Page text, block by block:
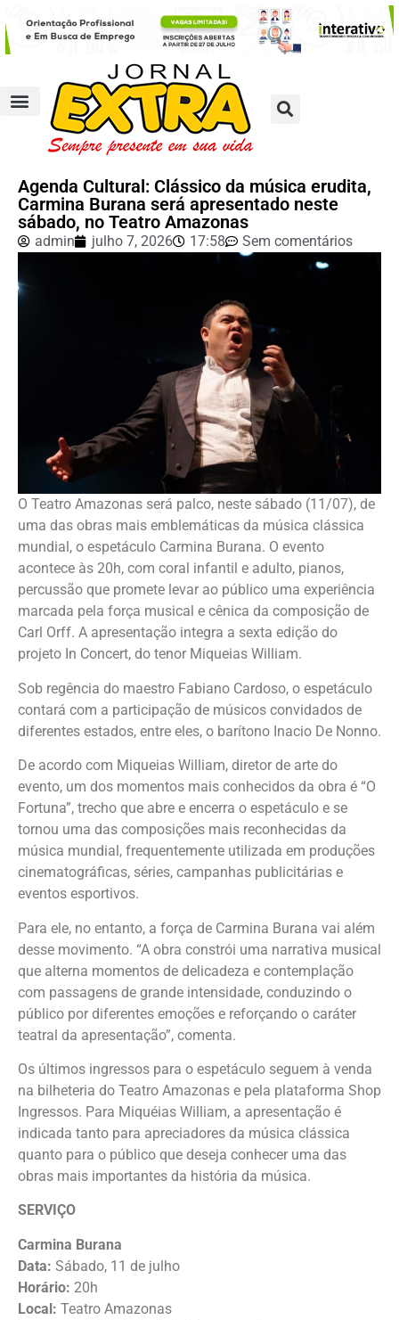
Agenda Cultural: Clássico da música erudita,
Carmina Burana será apresentado neste
sábado, no Teatro Amazonas
admin julho 7, 2026 17:58 Sem comentários
O Teatro Amazonas será palco, neste sábado (11/07), de
uma das obras mais emblemáticas da música clássica
mundial, o espetáculo Carmina Burana. O evento
acontece às 20h, com coral infantil e adulto, pianos,
percussão que promete levar ao público uma experiência
marcada pela força musical e cênica da composição de
Carl Orff. A apresentação integra a sexta edição do
projeto In Concert, do tenor Miqueias William.
Sob regência do maestro Fabiano Cardoso, o espetáculo
contará com a participação de músicos convidados de
diferentes estados, entre eles, o barítono Inacio De Nonno.
De acordo com Miqueias William, diretor de arte do
evento, um dos momentos mais conhecidos da obra é “O
Fortuna”, trecho que abre e encerra o espetáculo e se
tornou uma das composições mais reconhecidas da
música mundial, frequentemente utilizada em produções
cinematográficas, séries, campanhas publicitárias e
eventos esportivos.
Para ele, no entanto, a força de Carmina Burana vai além
desse movimento. “A obra constrói uma narrativa musical
que alterna momentos de delicadeza e contemplação
com passagens de grande intensidade, conduzindo o
público por diferentes emoções e reforçando o caráter
teatral da apresentação”, comenta.
Os últimos ingressos para o espetáculo seguem à venda
na bilheteria do Teatro Amazonas e pela plataforma Shop
Ingressos. Para Miquéias William, a apresentação é
indicada tanto para apreciadores da música clássica
quanto para o público que deseja conhecer uma das
obras mais importantes da história da música.
SERVIÇO
Carmina Burana
Data: Sábado, 11 de julho
Horário: 20h
Local: Teatro Amazonas